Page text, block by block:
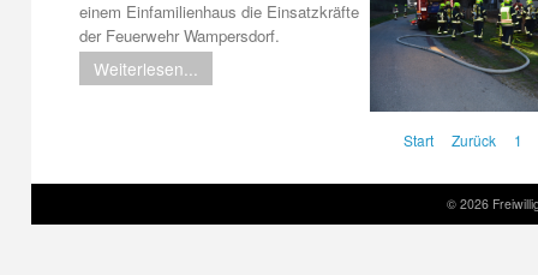
einem Einfamilienhaus die Einsatzkräfte
der Feuerwehr Wampersdorf.
Weiterlesen...
Start Zurück 1
© 2026